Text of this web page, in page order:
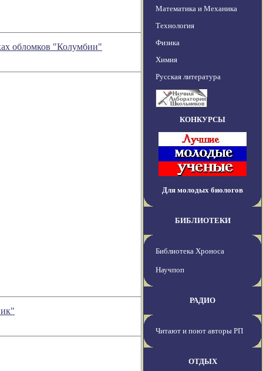
обломков "Колумбии"
Математика и Механика
Технология
Физика
Химия
Русская литература
КОНКУРСЫ
Для молодых биологов
БИБЛИОТЕКИ
Библиотека Хроноса
Научпоп
РАДИО
Читают и поют авторы РП
ОТДЫХ